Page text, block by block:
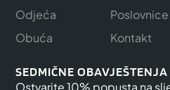
Odjeća
Obuća
Poslovnice
Kontakt
SEDMIČNE
Ostvarite 10% popusta na